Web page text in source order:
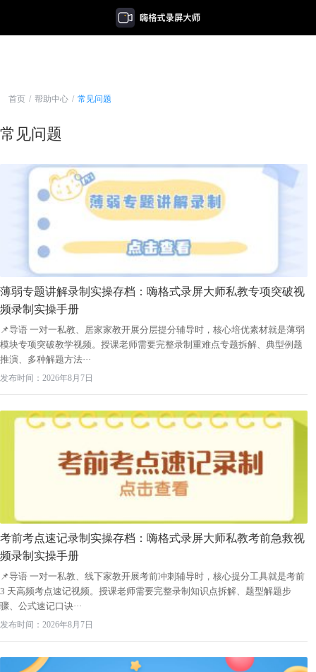
首页 / 帮助中心 / 常见问题
常见问题
薄弱专题讲解录制实操存档：嗨格式录屏大师私教专项突破视
频录制实操手册
📌导语 一对一私教、居家家教开展分层提分辅导时，核心培优素材就是薄弱
模块专项突破教学视频。授课老师需要完整录制重难点专题拆解、典型例题
推演、多种解题方法···
发布时间：2026年8月7日
考前考点速记录制实操存档：嗨格式录屏大师私教考前急救视
频录制实操手册
📌导语 一对一私教、线下家教开展考前冲刺辅导时，核心提分工具就是考前
3 天高频考点速记视频。授课老师需要完整录制知识点拆解、题型解题步
骤、公式速记口诀···
发布时间：2026年8月7日